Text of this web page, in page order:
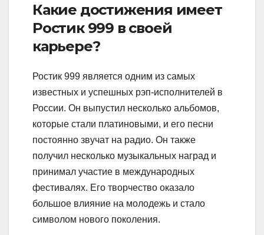
Какие достижения имеет
Ростик 999 в своей
карьере?
Ростик 999 является одним из самых
известных и успешных рэп-исполнителей в
России. Он выпустил несколько альбомов,
которые стали платиновыми, и его песни
постоянно звучат на радио. Он также
получил несколько музыкальных наград и
принимал участие в международных
фестивалях. Его творчество оказало
большое влияние на молодежь и стало
символом нового поколения.